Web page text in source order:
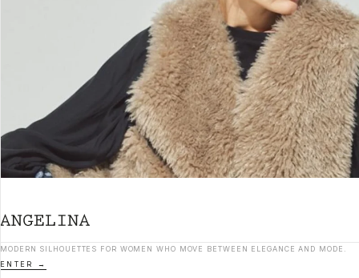
MODERN SILHOUETTES FOR WOMEN WHO MOVE BETWEEN ELEGANCE AND MODE.
ENTER